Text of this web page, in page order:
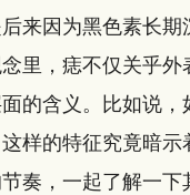
来因为黑色素长期
里，痣不仅关乎外
的含义。比如说，
样的特征究竟暗示
奏，一起了解一下